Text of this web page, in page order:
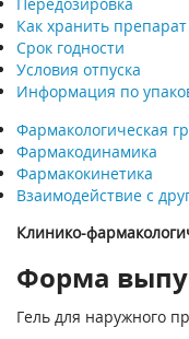
Как хранить препарат
Срок годности
Условия отпуска
Информация по
Фармакологическая
Фармакодинамика
Фармакокинетика
Взаимодействие с
Клинико-
Форма
Гель для наружного